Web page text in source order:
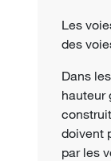
Les
des
Dans
hauteur
doivent
par les